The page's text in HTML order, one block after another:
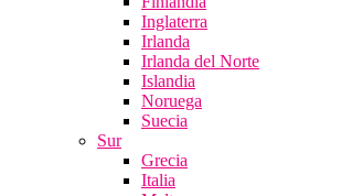
Inglaterra
Irlanda
Irlanda del Norte
Islandia
Noruega
Suecia
Sur
Grecia
Italia